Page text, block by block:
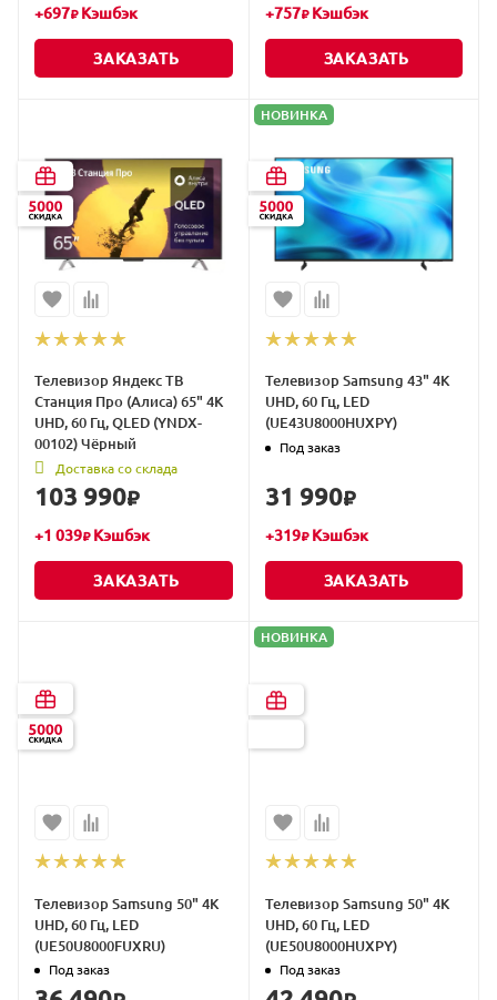
+697₽Кэшбэк
ЗАКАЗАТЬ
+757₽Кэшбэк
ЗАКАЗАТЬ
Телевизор Яндекс ТВ
Станция Про (Алиса) 65" 4K
UHD, 60 Гц, QLED (YNDX-
00102) Чёрный
Доставка со склада
103 990₽
+1 039₽Кэшбэк
ЗАКАЗАТЬ
НОВИНКА
Телевизор Samsung 43" 4K
UHD, 60 Гц, LED
(UE43U8000HUXPY)
Под заказ
31 990₽
+319₽Кэшбэк
ЗАКАЗАТЬ
Телевизор Samsung 50" 4K
UHD, 60 Гц, LED
(UE50U8000FUXRU)
Под заказ
НОВИНКА
Телевизор Samsung 50" 4K
UHD, 60 Гц, LED
(UE50U8000HUXPY)
Под заказ